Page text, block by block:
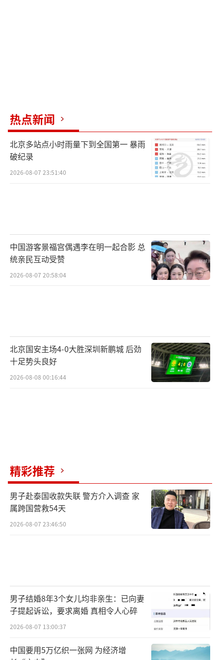
救援难度大，黄河流沙量大，声纳看不清
楚，加上有很多暗流，增加了搜救难度。济南
参与，暂时还没有什么线索。家属计划本周六
组织多个打捞队，从失联点往下游排查，一直
到东营入海口，用七八艘船进行全面搜查。
（责任编辑：zhangxiaohua）
热点新闻
北京多站点小时雨量下到全国第一 暴雨
破纪录
2026-08-07 23:51:40
中国游客景福宫偶遇李在明一起合影 总
统亲民互动受赞
2026-08-07 20:58:04
北京国安主场4-0大胜深圳新鹏城 后劲
十足势头良好
2026-08-08 00:16:44
精彩推荐
男子赴泰国收款失联 警方介入调查 家
属跨国营救54天
2026-08-07 23:46:50
男子结婚8年3个女儿均非亲生：已向妻
子提起诉讼，要求离婚 真相令人心碎
2026-08-07 13:00:37
中国要用5万亿织一张网 为经济增